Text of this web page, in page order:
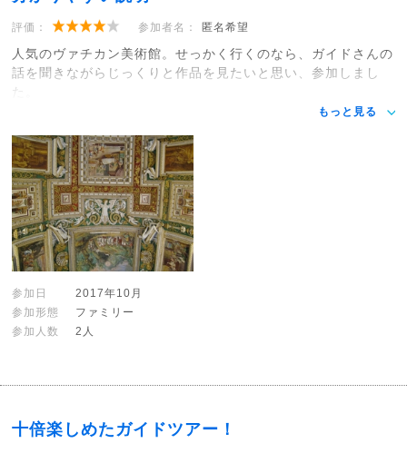
評価： 参加者名： 匿名希望
人気のヴァチカン美術館。せっかく行くのなら、ガイドさんの
話を聞きながらじっくりと作品を見たいと思い、参加しまし
た。
もっと見る
参加日
2017年10月
参加形態
ファミリー
参加人数
2人
十倍楽しめたガイドツアー！